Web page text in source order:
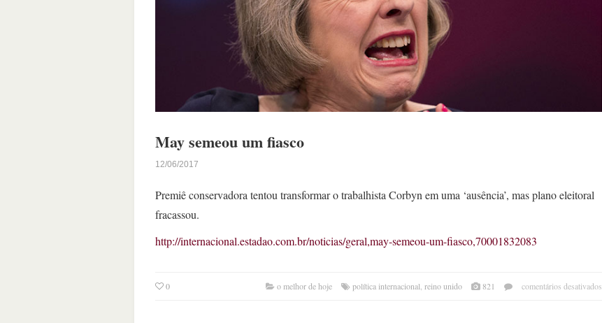
May semeou um fiasco
12/06/2017
Premiê conservadora tentou transformar o trabalhista Corbyn em uma ‘ausência’, mas plano eleitoral
fracassou.
http://internacional.estadao.com.br/noticias/geral,may-semeou-um-fiasco,70001832083
0 o melhor de hoje política internacional, reino unido 821 comentários desativados